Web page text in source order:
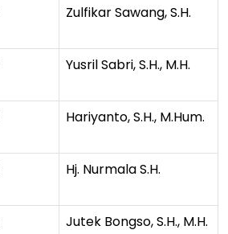
Zulfikar Sawang, S.H.
Yusril Sabri, S.H., M.H.
Hariyanto, S.H., M.Hum.
Hj. Nurmala S.H.
Jutek Bongso, S.H., M.H.